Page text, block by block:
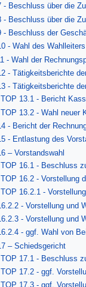
- Beschluss über die
- Beschluss über die
- Beschluss der
- Wahl des
- Wahl der
- Tätigkeitsberichte
- Tätigkeitsberichte
TOP 13.1 - Bericht
TOP 13.2 - Wahl neuer
- Bericht der
- Entlastung des
– Vorstandswahl
TOP 16.1 - Beschluss
TOP 16.2 - Vorstellung
TOP 16.2.1 -
- Vorstellung und
- Vorstellung und
- ggf. Wahl von
– Schiedsgericht
TOP 17.1 - Beschluss
TOP 17.2 - ggf.
TOP 17.3 - ggf.